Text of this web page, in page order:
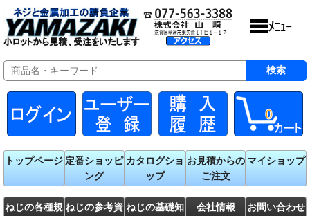
0
トップページ 定番ショッピ
ング
カタログショ
ップ
お見積からの
ご注文
マイショップ
ねじの各種規 ねじの参考資 ねじの基礎知
会社情報 お問い合わせ